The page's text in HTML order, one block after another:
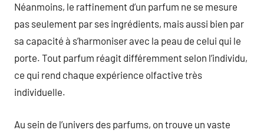
Néanmoins, le raffinement d’un parfum ne se mesure
pas seulement par ses ingrédients, mais aussi bien par
sa capacité à s’harmoniser avec la peau de celui qui le
porte. Tout parfum réagit différemment selon l’individu,
ce qui rend chaque expérience olfactive très
individuelle.
Au sein de l’univers des parfums, on trouve un vaste